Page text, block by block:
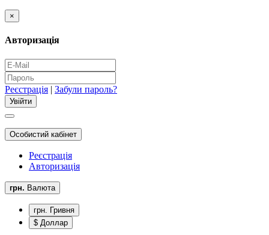
×
Авторизація
Реєстрація | Забули пароль?
Особистий кабінет
Реєстрація
Авторизація
грн. Валюта
грн. Гривня
$ Доллар